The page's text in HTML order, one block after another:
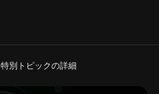
特別トピックの詳細